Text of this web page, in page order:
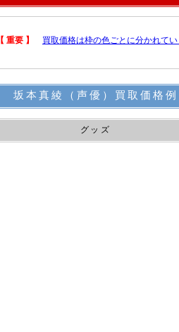
【 重要 】 買取価格は枠の色ごとに分かれて
坂本真綾（声優）買取価格例
グッズ